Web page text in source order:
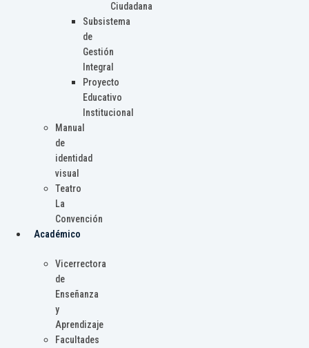
Ciudadana
Subsistema
de
Gestión
Integral
Proyecto
Educativo
Institucional
Manual
de
identidad
visual
Teatro
La
Convención
Académico
Vicerrectora
de
Enseñanza
y
Aprendizaje
Facultades